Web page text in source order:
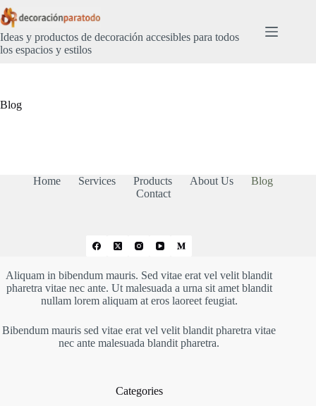
Saltar
al
contenido
Ideas y productos de decoración accesibles para todos
los espacios y estilos
Blog
Home Services Products About Us
Blog
Contact
Aliquam in bibendum mauris. Sed vitae erat vel velit blandit
pharetra vitae nec ante. Ut malesuada a urna sit amet blandit
nullam lorem aliquam at eros laoreet feugiat.
Bibendum mauris sed vitae erat vel velit blandit pharetra vitae
nec ante malesuada blandit pharetra.
Categories